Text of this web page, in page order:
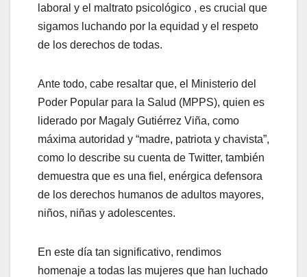
laboral y el maltrato psicológico , es crucial que
sigamos luchando por la equidad y el respeto
de los derechos de todas.
Ante todo, cabe resaltar que, el Ministerio del
Poder Popular para la Salud (MPPS), quien es
liderado por Magaly Gutiérrez Viña, como
máxima autoridad y “madre, patriota y chavista”,
como lo describe su cuenta de Twitter, también
demuestra que es una fiel, enérgica defensora
de los derechos humanos de adultos mayores,
niños, niñas y adolescentes.
En este día tan significativo, rendimos
homenaje a todas las mujeres que han luchado